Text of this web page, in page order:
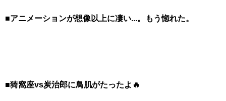
■アニメーションが想像以上に凄い...。もう惚れた。
■猗窩座vs炭治郎に鳥肌がたったよ🔥